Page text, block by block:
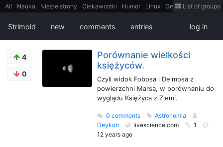
All Nauka Niezłe strony Ciekawostki Humor Linux Gry
Teh
Bezpieczeństwo
Książki Sugestie FotoHistoria
Truelolcontent
FilmyDokumentalne
gify
Cytaty Mapy Film Android itt Tradycyjne gry
List of groups
Strimoid new comments entries log in
4
0
Porównanie wielkości
księżyców.
Czyli widok Fobosa i Deimosa z
powierzchni Marsa, w porównaniu do
wyglądu Księżyca z Ziemi.
0 comments
Astronomia
Deykun
livescience.com
1
12 years ago